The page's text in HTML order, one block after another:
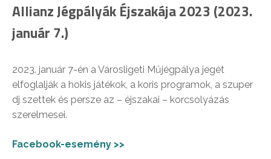
Allianz Jégpályák Éjszakája 2023 (2023.
január 7.)
2023. január 7-én a Városligeti Műjégpálya jegét
elfoglalják a hokis játékok, a koris programok, a szuper
dj szettek és persze az – éjszakai – korcsolyázás
szerelmesei.
Facebook-esemény >>